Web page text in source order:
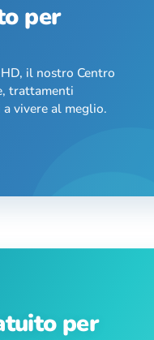
per
il nostro Centro
trattamenti
vivere al meglio.
per